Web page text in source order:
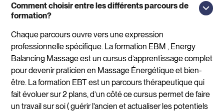
Comment choisir entre les différents parcours de
formation?
Chaque parcours ouvre vers une expression
professionnelle spécifique. La formation EBM , Energy
Balancing Massage est un cursus d’apprentissage complet
pour devenir praticien en Massage Énergétique et bien-
être. La formation EBT est un parcours thérapeutique qui
fait évoluer sur 2 plans, d’un côté ce cursus permet de faire
un travail sur soi ( guérir l'ancien et actualiser les potentiels